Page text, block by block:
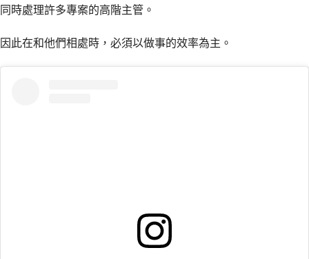
同時處理許多專案的高階主管。
因此在和他們相處時，必須以做事的效率為主。